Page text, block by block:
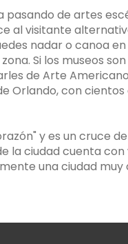
de artes
al visitante
nadar o canoa
Si los museos
de Arte
Orlando, con
y es un cruce
la ciudad cuenta